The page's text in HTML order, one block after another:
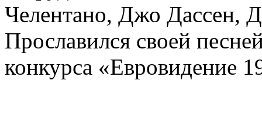
Челентано, Джо Дассен,
Прославился своей
конкурса «Евровидение